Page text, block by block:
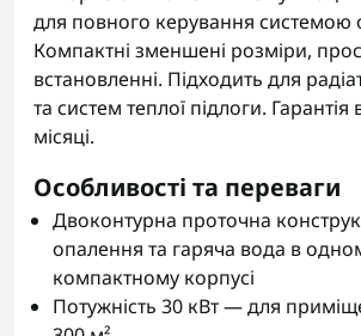
для повного керування системою
Компактні зменшені розміри,
встановленні. Підходить для
та систем теплої підлоги.
місяці.
Особливості та переваги
Двоконтурна проточна
опалення та гаряча вода в
компактному корпусі
Потужність 30 кВт — для